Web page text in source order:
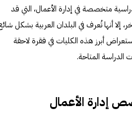
متخصصة في إدارة الأعمال، التي قد
إلا أنها تُعرف في البلدان العربية بشكل
أبرز هذه الكليات في فقرة لاحقة
الدراسة المتاحة.
إدارة الأعمال